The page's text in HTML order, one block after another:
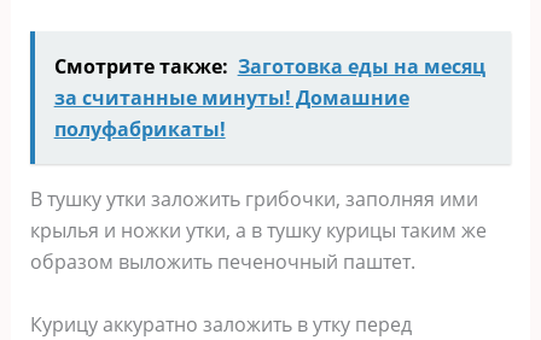
Смотрите также: Заготовка еды на месяц
за считанные минуты! Домашние
полуфабрикаты!
В тушку утки заложить грибочки, заполняя ими
крылья и ножки утки, а в тушку курицы таким же
образом выложить печеночный паштет.
Курицу аккуратно заложить в утку перед